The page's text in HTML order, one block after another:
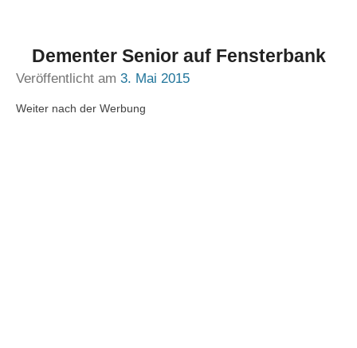
Dementer Senior auf Fensterbank
Veröffentlicht am 3. Mai 2015
Weiter nach der Werbung